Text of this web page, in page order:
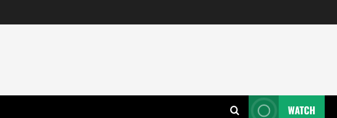
WATCH